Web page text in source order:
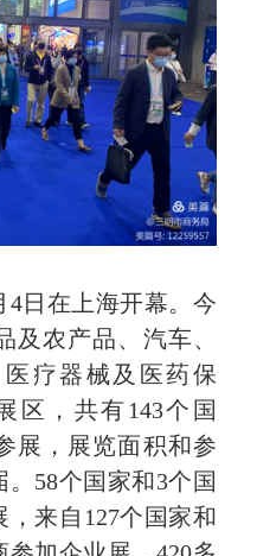
在上海开幕。今
及农产品、汽车、
疗器械及医药保
区，共有143个国
展，展览面积和参
58个国家和3个国
来自127个国家和